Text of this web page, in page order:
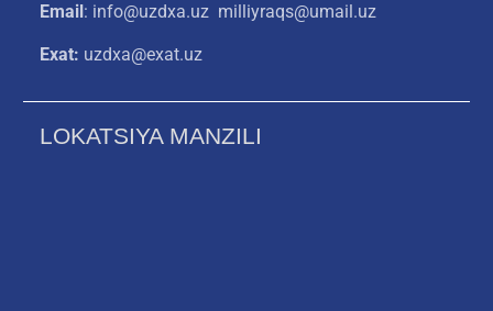
Email : info@uzdxa.uz milliyraqs@umail.uz
Exat: uzdxa@exat.uz
LOKATSIYA MANZILI